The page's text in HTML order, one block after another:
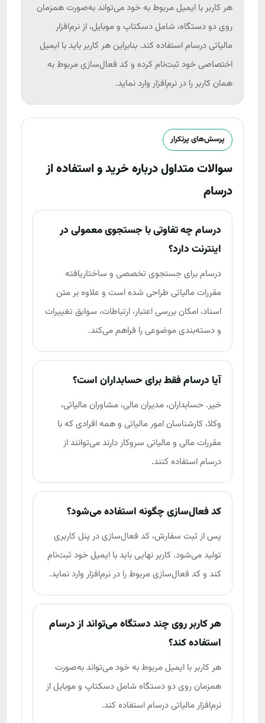
هر کاربر با ایمیل مربوط به خود می‌تواند به‌صورت همزمان
روی دو دستگاه، شامل دسکتاپ و موبایل، از نرم‌افزار
مالیاتی درسام استفاده کند. بنابراین هر کاربر باید با ایمیل
اختصاصی خود ثبت‌نام کرده و کد فعال‌سازی مربوط به
همان کاربر را در نرم‌افزار وارد نماید.
پرسش‌های پرتکرار
سوالات متداول درباره خرید و استفاده از
درسام
درسام چه تفاوتی با جستجوی معمولی در
اینترنت دارد؟
درسام برای جستجوی تخصصی و ساختاریافته
مقررات مالیاتی طراحی شده است و علاوه بر متن
اسناد، امکان بررسی اعتبار، ارتباطات، سوابق تغییرات
و دسته‌بندی موضوعی را فراهم می‌کند.
آیا درسام فقط برای حسابداران است؟
خیر. حسابداران، مدیران مالی، مشاوران مالیاتی،
وکلا، کارشناسان امور مالیاتی و همه افرادی که با
مقررات مالی و مالیاتی سروکار دارند می‌توانند از
درسام استفاده کنند.
کد فعال‌سازی چگونه استفاده می‌شود؟
پس از ثبت سفارش، کد فعال‌سازی در پنل کاربری
تولید می‌شود. کاربر نهایی باید با ایمیل خود ثبت‌نام
کند و کد فعال‌سازی مربوط را در نرم‌افزار وارد نماید.
هر کاربر روی چند دستگاه می‌تواند از درسام
استفاده کند؟
هر کاربر با ایمیل مربوط به خود می‌تواند به‌صورت
همزمان روی دو دستگاه شامل دسکتاپ و موبایل از
نرم‌افزار مالیاتی درسام استفاده کند.